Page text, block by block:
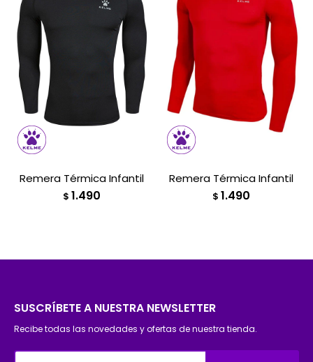
Remera Térmica Infantil
$ 1.490
Remera Térmica Infantil
$ 1.490
SUSCRÍBETE A NUESTRA NEWSLETTER
Recibe todas las novedades y ofertas de nuestra tienda.